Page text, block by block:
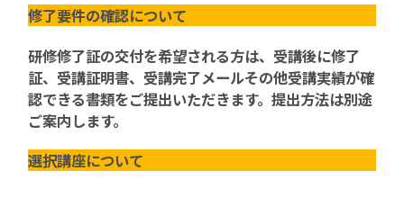
修了要件の確認について
研修修了証の交付を希望される方は、受講後に修了
証、受講証明書、受講完了メールその他受講実績が確
認できる書類をご提出いただきます。提出方法は別途
ご案内します。
選択講座について